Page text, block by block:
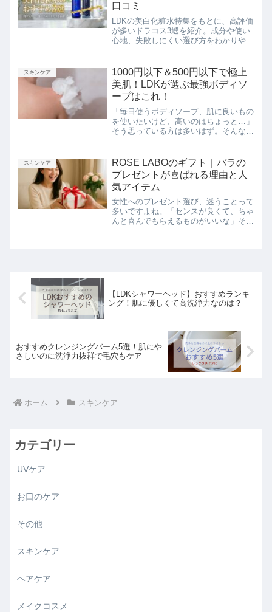
口コミ
LDKの美白化粧水特集をもとに、高評価
が多いドラコス3選を紹介。成分や使い
心地、失敗しにくい選び方をわかりやす
スキンケア
1000円以下＆500円以下で極上
美肌！LDKが選ぶ最強ボディソ
ープはこれ！
「毎日使うボディソープ、肌に良いもの
を使いたいけど、高いのはちょっと…」
そう思っている方は多いはず。そんな悩
さらに500円以下のボディソープの中か
ら、本当に良いも...
スキンケア
ROSE LABOのギフト｜バラの
プレゼントが喜ばれる理由と人
気アイテム
女性へのプレゼント選び、迷うことって
多いですよね。「センスが良くて、ちゃ
んと喜んでもらえるものがいいな」そん
【LDKシャワーヘッド】おすすめランキ
ング！肌に優しくて高洗浄力なのは？
おすすめクレンジングバーム5選！肌にや
さしいのに洗浄力抜群で毛穴もケア
ホーム スキンケア
カテゴリー
UVケア
お口のケア
その他
スキンケア
ヘアケア
メイクコスメ